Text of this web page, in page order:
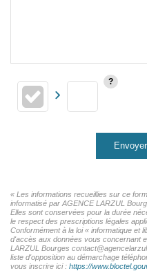
« Les informations recueillies sur ce
informatisé par AGENCE LARZUL
Elles sont conservées pour la durée
le respect des prescriptions légales
Conformément à la loi « informatique et
d'accès aux données vous concernant
LARZUL Bourges
liste d'opposition au démarchage
vous inscrire ici : https://